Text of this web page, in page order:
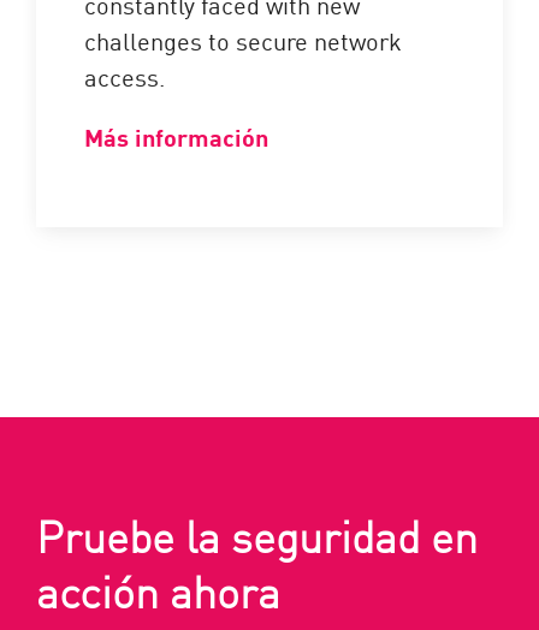
challenges to secure network
access.
Más información
Pruebe la seguridad en
acción ahora